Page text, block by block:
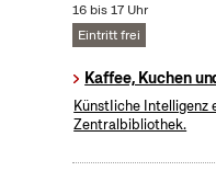
16 bis 17 Uhr
Eintritt frei
Kaffee, Kuchen
KünstIiche
Zentralbibliothek.